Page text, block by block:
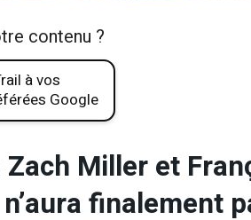
contenu ?
à vos
Google
Miller et
finalement